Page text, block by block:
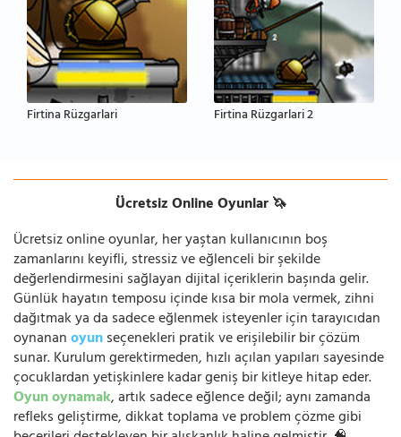
Firtina Rüzgarlari Firtina Rüzgarlari 2
Ücretsiz Online Oyunlar 🦄
Ücretsiz online oyunlar, her yaştan kullanıcının boş
zamanlarını keyifli, stressiz ve eğlenceli bir şekilde
değerlendirmesini sağlayan dijital içeriklerin başında gelir.
Günlük hayatın temposu içinde kısa bir mola vermek, zihni
dağıtmak ya da sadece eğlenmek isteyenler için tarayıcıdan
oynananoyunseçenekleri pratik ve erişilebilir bir çözüm
sunar. Kurulum gerektirmeden, hızlı açılan yapıları sayesinde
çocuklardan yetişkinlere kadar geniş bir kitleye hitap eder.
Oyun oynamak, artık sadece eğlence değil; aynı zamanda
refleks geliştirme, dikkat toplama ve problem çözme gibi